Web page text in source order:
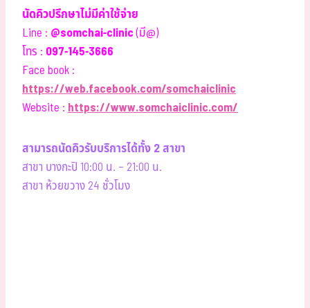
นัดคิวปรึกษาไม่มีค่าใช้จ่าย
Line : @somchai-clinic(มี@)
โทร : 097-145-3666
Face book :
https://web.facebook.com/somchaiclinic
Website :https://www.somchaiclinic.com/
สามารถนัดคิวรับบริการได้ทั้ง 2 สาขา
สาขา บางกะปิ 10:00 น. – 21:00 น.
สาขา ห้วยขวาง 24 ชั่วโมง